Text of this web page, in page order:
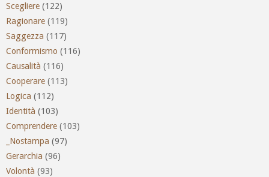
Scegliere (122)
Ragionare (119)
Saggezza (117)
Conformismo (116)
Causalità (116)
Cooperare (113)
Logica (112)
Identità (103)
Comprendere (103)
_Nostampa (97)
Gerarchia (96)
Volontà (93)